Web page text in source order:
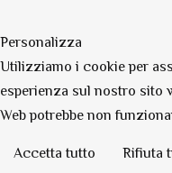
Personalizza
Utilizziamo i cookie per
esperienza sul nostro sito
Web potrebbe non
Accetta tutto Rifiuta